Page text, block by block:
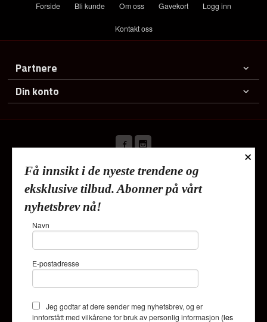
Forside Bli kunde Om oss Gavekort Logg inn
Kontakt oss
Partnere
Din konto
Frakt Kjøpsbetingelser
Sikkerhet og personvern
Nyhetsbrev
Lykkehjem As Deliveien 19 1540 Vestby Tlf.
Foretaksregisteret 820624882
du får en bedre kjøpsopplevelse og
bruker cookies hovedsaklig til å
lagre innloggingsdetaljer og huske
hva du har puttet i handlekurven
×
Få innsikt i de nyeste trendene og
eksklusive tilbud. Abonner på vårt
nyhetsbrev nå!
Navn
E-postadresse
Jeg godtar at dere sender meg nyhetsbrev, og er
innforstått med vilkårene for bruk av personlig informasjon (les